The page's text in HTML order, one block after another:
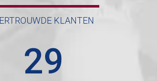
KLANTEN
29